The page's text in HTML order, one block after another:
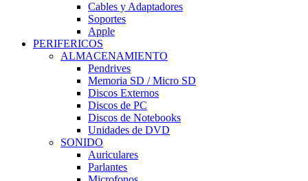
Cables y Adaptadores
Soportes
Apple
PERIFERICOS
ALMACENAMIENTO
Pendrives
Memoria SD / Micro SD
Discos Externos
Discos de PC
Discos de Notebooks
Unidades de DVD
SONIDO
Auriculares
Parlantes